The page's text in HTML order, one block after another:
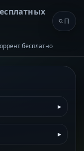
бесплатно
▸
▸